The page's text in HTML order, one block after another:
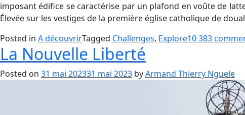
imposant édifice se caractérise par un plafond en voûte de
Élevée sur les vestiges de la première église catholique de
Posted in A découvrirTagged Challenges, Explore10 383
La Nouvelle Liberté
Posted on 31 mai 202331 mai 2023 byArmand Thierry Nguele